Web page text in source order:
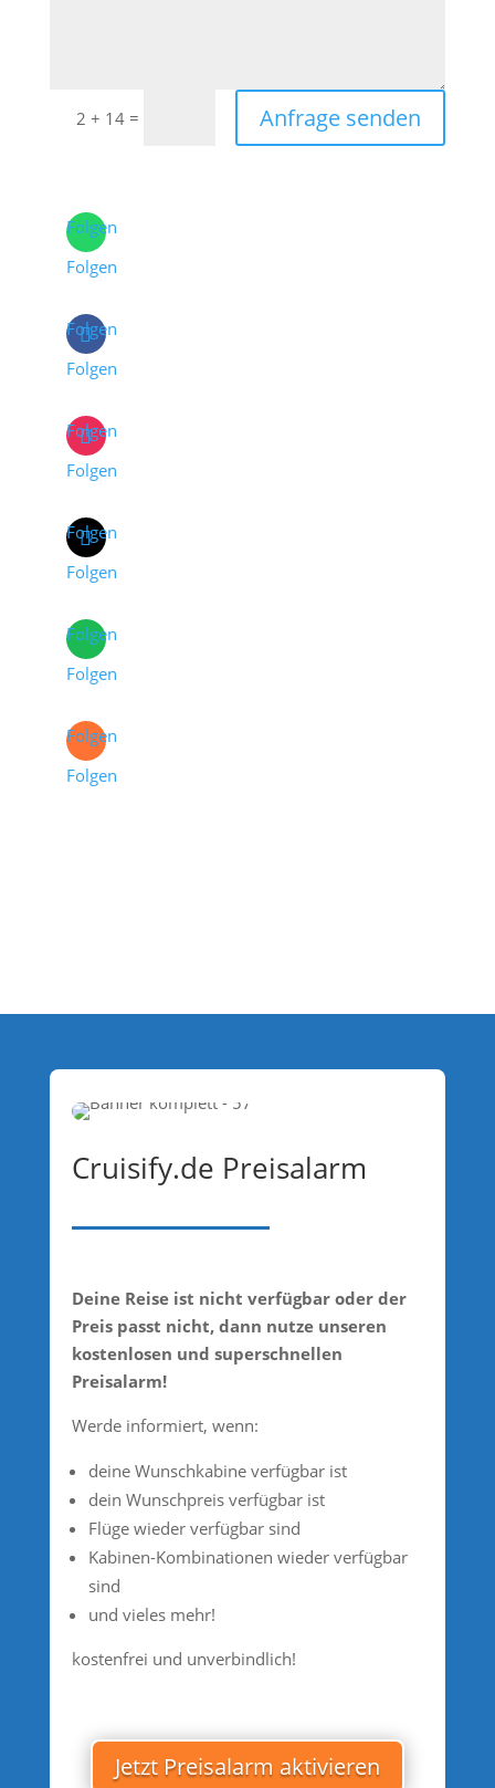
2 + 14 = Anfrage senden
Folgen
Folgen
Folgen
Folgen
Folgen
Folgen
Folgen
Folgen
Folgen
Folgen
Folgen
Folgen
Cruisify.de Preisalarm
Deine Reise ist nicht verfügbar oder der
Preis passt nicht, dann nutze unseren
kostenlosen und superschnellen
Preisalarm!
Werde informiert, wenn:
deine Wunschkabine verfügbar ist
dein Wunschpreis verfügbar ist
Flüge wieder verfügbar sind
Kabinen-Kombinationen wieder verfügbar
sind
und vieles mehr!
kostenfrei und unverbindlich!
Jetzt Preisalarm aktivieren